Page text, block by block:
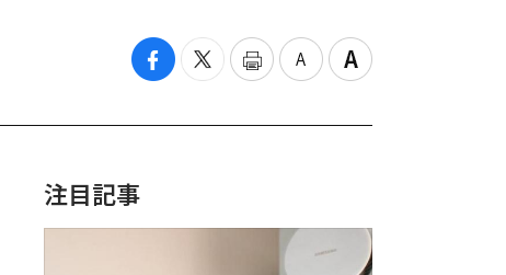
注目記事